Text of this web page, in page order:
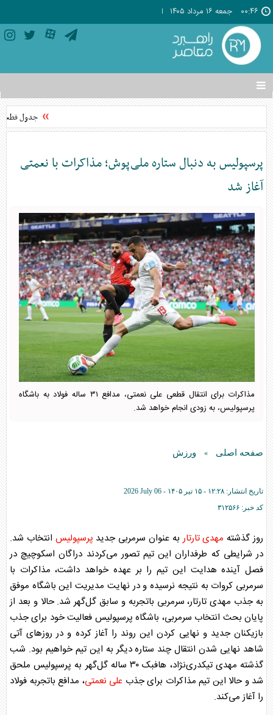
۰۰:۴۶ جمعه ۱۶ مرداد ۱۴۰۵
تغییر
وضعیت
منوی
ها
جدول قطعی برق استان
پرسپولیس به دنبال ستاره ملی‌پوش؛ مذاکرات با نعمتی
آغاز شد
مذاکرات برای انتقال قطعی علی نعمتی، مدافع ۳۱ ساله فولاد به باشگاه
پرسپولیس، به زودی انجام خواهد شد.
صفحه اصلی » ورزش
تاریخ انتشار: ۱۲:۲۸ - ۱۵ تير ۱۴۰۵ -
2026 July 06
کد خبر: ۳۱۲۵۶۶
روز گذشته مهدی تارتار به عنوان سرمربی جدید پرسپولیس انتخاب شد.
در شرایطی که طرفداران این تیم تصور می‌کردند دراگان اسکوچیچ در
فصل آینده هدایت این تیم را بر عهده خواهد داشت، مذاکرات با
سرمربی کروات به نتیجه نرسیده و در نهایت مدیریت این باشگاه موفق
به جذب مهدی تارتار، سرمربی باتجربه و سابق گل‌گهر شد. حالا و بعد از
پایان بحث انتخاب سرمربی، باشگاه پرسپولیس فعالیت خود برای جذب
بازیکنان جدید و نهایی کردن این روند را آغاز کرده و در روزهای آتی
شاهد نهایی شدن انتقال چند ستاره دیگر به این تیم خواهیم بود. شب
گذشته مهدی تیکدری‌نژاد، هافبک ۳۰ ساله گل‌گهر به
پرسپولیسملحق
شد و حالا این تیم مذاکرات برای جذب علی نعمتی، مدافع باتجربه فولاد
را آغاز می‌کند.